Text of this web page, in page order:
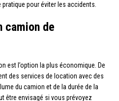
pour éviter les accidents.
camion de
est l’option la plus économique. De
des services de location avec des
du camion et de la durée de la
être envisagé si vous prévoyez